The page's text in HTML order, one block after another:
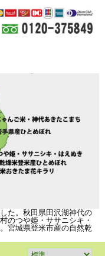
た。秋田県田沢湖神代の
のつや姫・ササニシキ・
宮城県登米市産の自然乾